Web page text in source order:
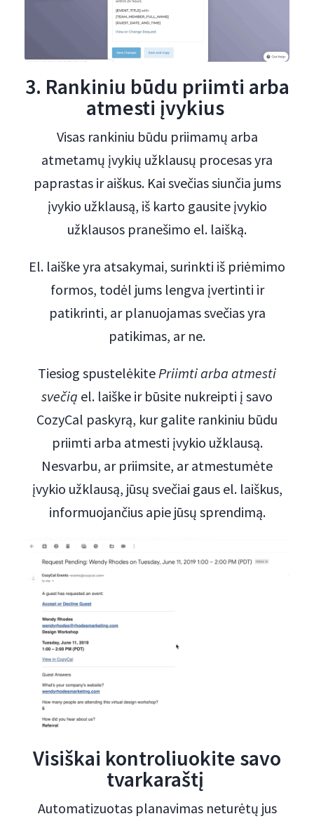
3. Rankiniu būdu priimti arba
atmesti įvykius
Visas rankiniu būdu priimamų arba
atmetamų įvykių užklausų procesas yra
paprastas ir aiškus. Kai svečias siunčia jums
įvykio užklausą, iš karto gausite įvykio
užklausos pranešimo el. laišką.
El. laiške yra atsakymai, surinkti iš priėmimo
formos, todėl jums lengva įvertinti ir
patikrinti, ar planuojamas svečias yra
patikimas, ar ne.
Tiesiog spustelėkitePriimti arba atmesti
svečią el. laiške ir būsite nukreipti į savo
CozyCal paskyrą, kur galite rankiniu būdu
priimti arba atmesti įvykio užklausą.
Nesvarbu, ar priimsite, ar atmestumėte
įvykio užklausą, jūsų svečiai gaus el. laiškus,
informuojančius apie jūsų sprendimą.
Visiškai kontroliuokite savo
tvarkaraštį
Automatizuotas planavimas neturėtų jus